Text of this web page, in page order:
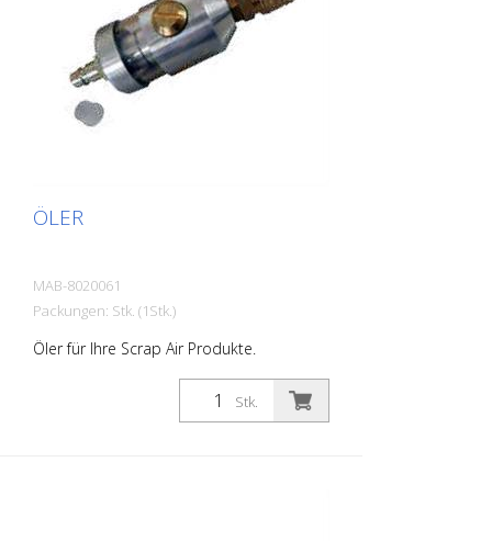
ÖLER
MAB-8020061
Packungen: Stk. (1Stk.)
Öler für Ihre Scrap Air Produkte.
Stk.